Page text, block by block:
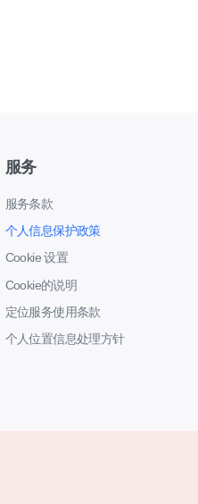
服务
服务条款
个人信息保护政策
Cookie 设置
Cookie的说明
定位服务使用条款
个人位置信息处理方针